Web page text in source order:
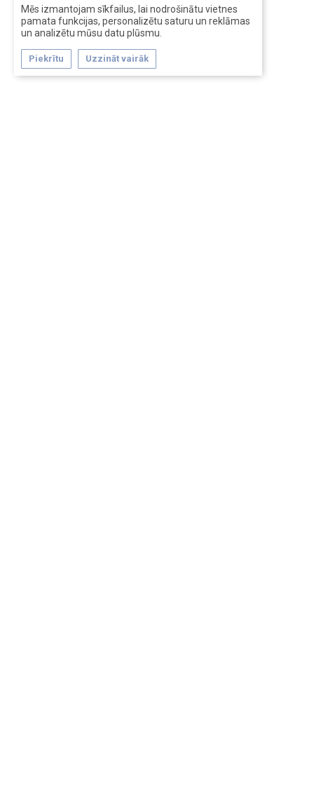
Mēs izmantojam sīkfailus, lai nodrošinātu vietnes
pamata funkcijas, personalizētu saturu un reklāmas
un analizētu mūsu datu plūsmu.
Piekrītu Uzzināt vairāk